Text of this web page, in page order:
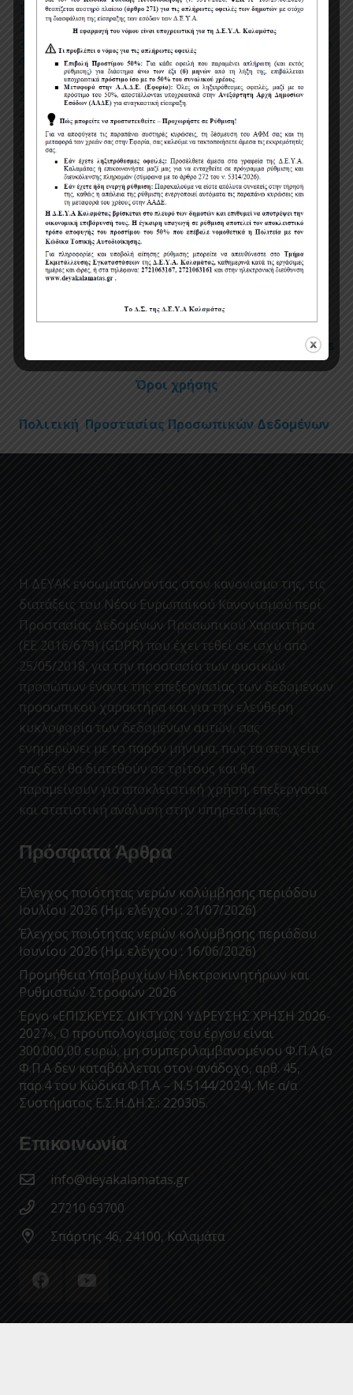
Έργο «ΕΠΙΣΚΕΥΕΣ ΔΙΚΤΥΩΝ ΥΔΡΕΥΣΗΣ ΧΡΗΣΗ 2026-
2027», Ο προϋπολογισμός του έργου είναι
300.000,00 ευρώ, μη συμπεριλαμβανομένου Φ.Π.Α (ο
Φ.Π.Α δεν καταβάλλεται στον ανάδοχο, αρθ. 45,
παρ.4 του Κώδικα Φ.Π.Α – Ν.5144/2024). Με α/α
Συστήματος Ε.Σ.Η.ΔΗ.Σ.: 220305.
27/04/2026
Προσωρινές ρυθμίσεις κυκλοφορίας και
στάθμευσης για την εκτέλεση εργασιών
αντικατάστασης τμημάτων δικτύου ύδρευσης
24/04/2026
Πολιτική χρήσης cookies
Όροι χρήσης
Πολιτική Προστασίας Προσωπικών Δεδομένων
Η ΔΕΥΑΚ ενσωματώνοντας στον κανονισμο της, τις
διατάξεις του Νέου Ευρωπαϊκού Κανονισμού περί
Προστασίας Δεδομένων Προσωπικού Χαρακτήρα
(ΕΕ 2016/679) (GDPR) που έχει τεθεί σε ισχύ από
25/05/2018, για την προστασία των φυσικών
προσώπων έναντι της επεξεργασίας των δεδομένων
προσωπικού χαρακτήρα και για την ελεύθερη
κυκλοφορία των δεδομένων αυτών, σας
ενημερώνει με το παρόν μήνυμα, πως τα στοιχεία
σας δεν θα διατεθούν σε τρίτους και θα
παραμείνουν για αποκλειστική χρήση, επεξεργασία
και στατιστική ανάλυση στην υπηρεσία μας.
Πρόσφατα Άρθρα
Έλεγχος ποιότητας νερών κολύμβησης περιόδου
Ιουλίου 2026 (Ημ. ελέγχου : 21/07/2026)
Έλεγχος ποιότητας νερών κολύμβησης περιόδου
Ιουνίου 2026 (Ημ. ελέγχου : 16/06/2026)
Προμήθεια Υποβρυχίων Ηλεκτροκινητήρων και
Ρυθμιστών Στροφών 2026
Έργο «ΕΠΙΣΚΕΥΕΣ ΔΙΚΤΥΩΝ ΥΔΡΕΥΣΗΣ ΧΡΗΣΗ 2026-
2027», Ο προϋπολογισμός του έργου είναι
300.000,00 ευρώ, μη συμπεριλαμβανομένου Φ.Π.Α (ο
Φ.Π.Α δεν καταβάλλεται στον ανάδοχο, αρθ. 45,
παρ.4 του Κώδικα Φ.Π.Α – Ν.5144/2024). Με α/α
Συστήματος Ε.Σ.Η.ΔΗ.Σ.: 220305.
Επικοινωνία
info@deyakalamatas.gr
27210 63700
Σπάρτης 46, 24100, Καλαμάτα